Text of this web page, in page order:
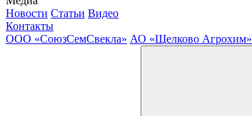
Новости Статьи Видео
Контакты
ООО «СоюзСемСвекла» АО «Щелково Агрохим»